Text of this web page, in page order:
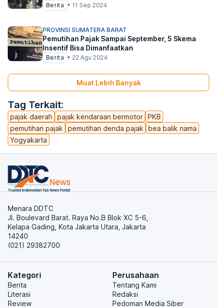
Tag Terkait:
pajak daerah pajak kendaraan bermotor PKB
pemutihan pajak
pemutihan denda pajak
bea balik nama
Yogyakarta
Berita • 11 Sep 2024
PROVINSI SUMATERA BARAT
Pemutihan Pajak Sampai September, 5 Skema
Insentif Bisa Dimanfaatkan
Berita • 22 Agu 2024
Muat Lebih Banyak
Menara DDTC
Jl. Boulevard Barat. Raya No.B Blok XC 5-6,
Kelapa Gading, Kota Jakarta Utara, Jakarta
14240
(021) 29382700
Kategori
Berita
Literasi
Review
Perusahaan
Tentang Kami
Redaksi
Pedoman Media Siber